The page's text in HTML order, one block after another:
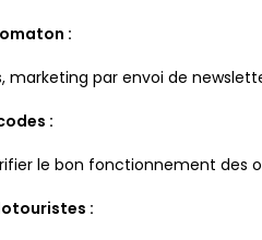
:
marketing par envoi de
:
le bon fonctionnement des
: